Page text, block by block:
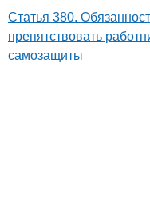
Статья 380.
препятствовать
самозащиты